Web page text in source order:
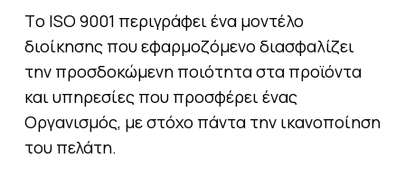
Τo ISO 9001 περιγράφει ένα μοντέλο
διοίκησης που εφαρμοζόμενο διασφαλίζει
την προσδοκώμενη ποιότητα στα προϊόντα
και υπηρεσίες που προσφέρει ένας
Οργανισμός, με στόχο πάντα την ικανοποίηση
του πελάτη.